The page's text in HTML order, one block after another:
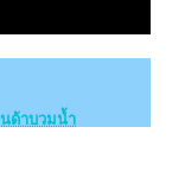
ด้าบวมน้ำ